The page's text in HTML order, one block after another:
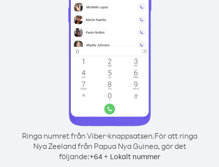
Ringa numret från Viber-knappsatsen.För att ringa
Nya Zeeland från Papua Nya Guinea, gör det
följande:+64+ Lokalt nummer